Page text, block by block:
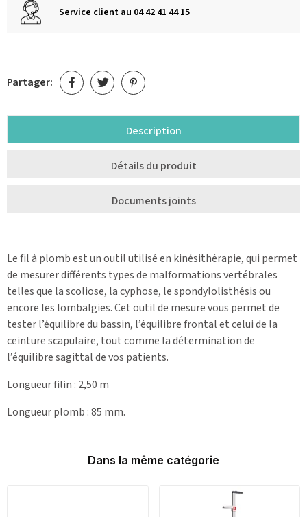
Service client au 04 42 41 44 15
Partager:
Description
Détails du produit
Documents joints
Le fil à plomb est un outil utilisé en kinésithérapie, qui permet
de mesurer différents types de malformations vertébrales
telles que la scoliose, la cyphose, le spondylolisthésis ou
encore les lombalgies. Cet outil de mesure vous permet de
tester l’équilibre du bassin, l’équilibre frontal et celui de la
ceinture scapulaire, tout comme la détermination de
l’équilibre sagittal de vos patients.
Longueur filin : 2,50 m
Longueur plomb : 85 mm.
Dans la même catégorie